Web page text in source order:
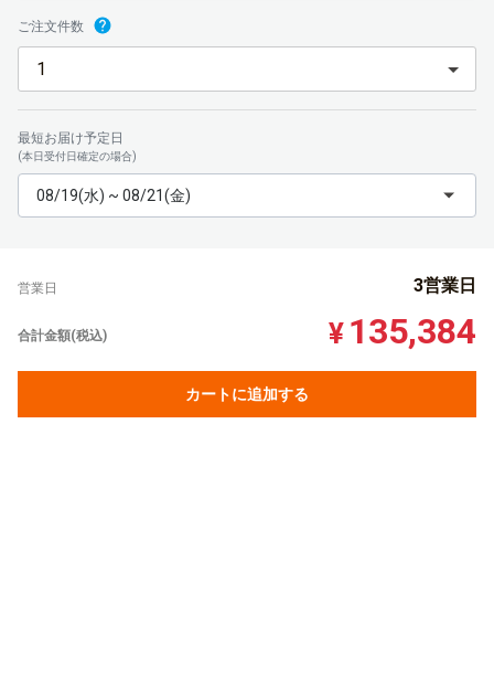
ご注文件数
最短お届け予定日
(本日受付日確定の場合)
08/19(水) ~ 08/21(金)
営業日 3営業日
合計金額(税込) ¥ 135,384
カートに追加する